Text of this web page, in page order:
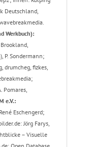
Deutschland,
Werkbuch):
P. Sondermann;
drumcheg, fizkes,
Pomares,
e.V.:
Eschengerd;
Jörg Farys,
– Visuelle